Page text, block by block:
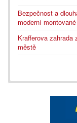
Bezpečnost a
moderní
Krafferova
městě